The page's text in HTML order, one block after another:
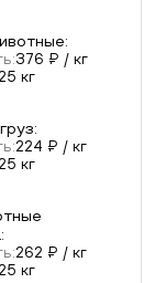
:
376 ₽ / кг
кг
:
224 ₽ / кг
кг
:
262 ₽ / кг
кг